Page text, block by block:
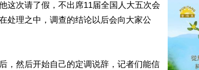
这次请了假，不出席11届全国人大五次会
处理之中，调查的结论以后会向大家公
，然后开始自己的定调说辞，记者们能信